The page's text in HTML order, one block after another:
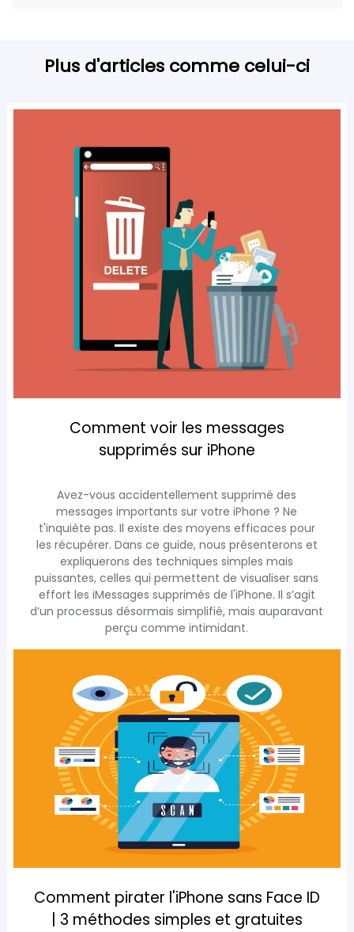
Plus d'articles comme celui-ci
Comment voir les messages
supprimés sur iPhone
Avez-vous accidentellement supprimé des
messages importants sur votre iPhone ? Ne
t'inquiète pas. Il existe des moyens efficaces pour
les récupérer. Dans ce guide, nous présenterons et
expliquerons des techniques simples mais
puissantes, celles qui permettent de visualiser sans
effort les iMessages supprimés de l'iPhone. Il s’agit
d’un processus désormais simplifié, mais auparavant
perçu comme intimidant.
Comment pirater l'iPhone sans Face ID
| 3 méthodes simples et gratuites